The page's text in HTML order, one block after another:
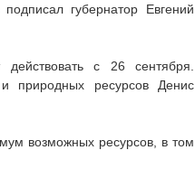
губернатор Евгений
с 26 сентября.
и природных ресурсов Денис
возможных ресурсов, в том